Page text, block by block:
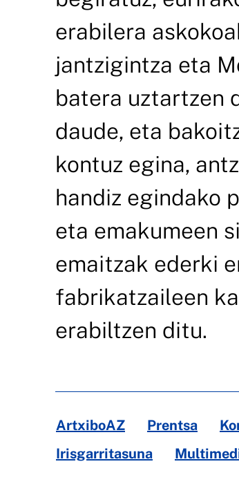
erabilera
jantzigintza eta
batera uztartzen
daude, eta
kontuz egina,
handiz egindako
eta emakumeen
emaitzak ederki
fabrikatzaileen
erabiltzen ditu.
ArtxiboAZ Prentsa
Irisgarritasuna